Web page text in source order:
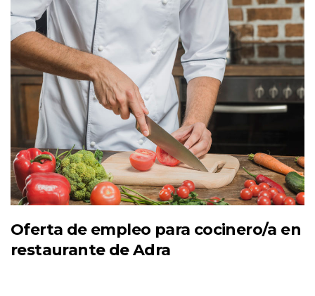
Oferta de empleo para cocinero/a en
restaurante de Adra